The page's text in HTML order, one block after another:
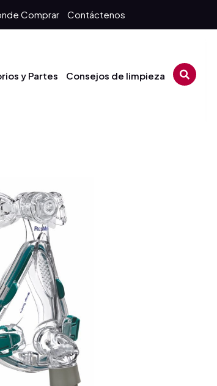
Comprar Contáctenos
y Partes Consejos de limpieza